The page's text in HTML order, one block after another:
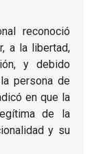
reconoció
a la libertad,
y debido
persona de
en que la
de la
y su